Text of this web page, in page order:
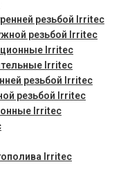
резьбой Irritec
резьбой Irritec
Irritec
Irritec
резьбой Irritec
резьбой Irritec
Irritec
Irritec